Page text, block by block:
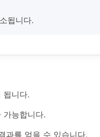
됩니다.
됩니다.
가능합니다.
과를 얻을 수 있습니다.